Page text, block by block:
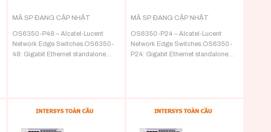
MÃ SP ĐANG CẬP NHẬT
OS6350-P48 – Alcatel-Lucent
Network Edge Switches.OS6350-
48: Gigabit Ethernet standalone
MÃ SP ĐANG CẬP NHẬT
OS6350-P24 – Alcatel-Lucent
Network Edge Switches.OS6350-
P24: Gigabit Ethernet standalone